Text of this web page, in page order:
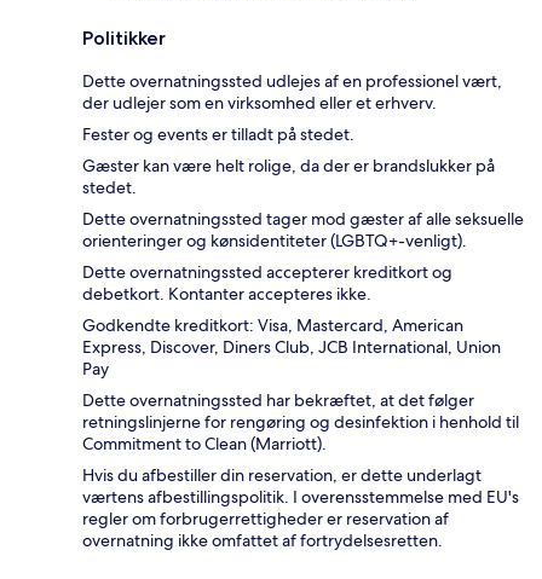
Politikker
Dette overnatningssted udlejes af en professionel vært,
der udlejer som en virksomhed eller et erhverv.
Fester og events er tilladt på stedet.
Gæster kan være helt rolige, da der er brandslukker på
stedet.
Dette overnatningssted tager mod gæster af alle seksuelle
orienteringer og kønsidentiteter (LGBTQ+-venligt).
Dette overnatningssted accepterer kreditkort og
debetkort. Kontanter accepteres ikke.
Godkendte kreditkort: Visa, Mastercard, American
Express, Discover, Diners Club, JCB International, Union
Pay
Dette overnatningssted har bekræftet, at det følger
retningslinjerne for rengøring og desinfektion i henhold til
Commitment to Clean (Marriott).
Hvis du afbestiller din reservation, er dette underlagt
værtens afbestillingspolitik. I overensstemmelse med EU's
regler om forbrugerrettigheder er reservation af
overnatning ikke omfattet af fortrydelsesretten.